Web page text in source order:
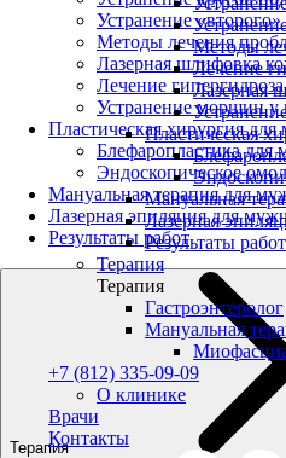
Устранение
Методы лечения
Лазерная шлифовка
Лечение
Устранение морщин
Пластическая хирургия
Блефаропластика для
Эндоскопическое
Мануальная терапия для
Лазерная эпиляция для
Результаты работ
Терапия
Методы
Лечение
Лазерная
Пластическая
Мануальная
Лазерная
Результаты работ
Терапия
Терапия
Гастроэнтеролог
Мануальная
+7 (812) 335-09-09
О клинике
Врачи
Контакты